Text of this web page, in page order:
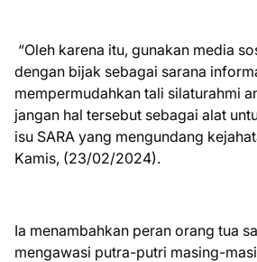
“Oleh karena itu, gunakan media
dengan bijak sebagai sarana
mempermudahkan tali silaturahmi
jangan hal tersebut sebagai alat
isu SARA yang mengundang
Kamis, (23/02/2024).
Ia menambahkan peran orang tua
mengawasi putra-putri masing-